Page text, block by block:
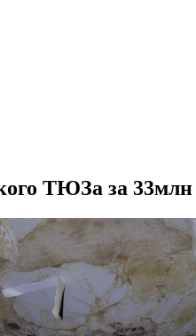
ТЮЗа за 33млн